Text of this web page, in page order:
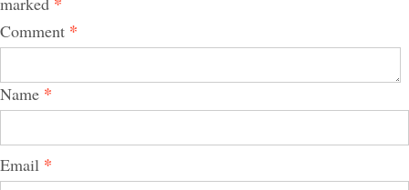
Comment *
Name *
Email *